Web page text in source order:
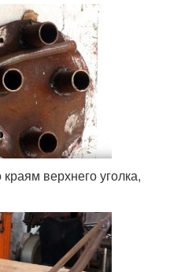
верхнего уголка,